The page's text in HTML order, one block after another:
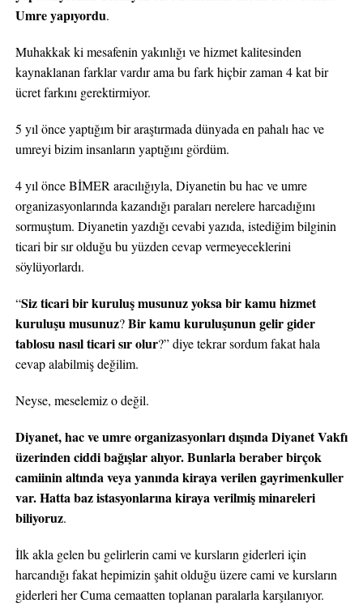
Umre yapıyordu.
Muhakkak ki mesafenin yakınlığı ve hizmet kalitesinden
kaynaklanan farklar vardır ama bu fark hiçbir zaman 4 kat bir
ücret farkını gerektirmiyor.
5 yıl önce yaptığım bir araştırmada dünyada en pahalı hac ve
umreyi bizim insanların yaptığını gördüm.
4 yıl önce BİMER aracılığıyla, Diyanetin bu hac ve umre
organizasyonlarında kazandığı paraları nerelere harcadığını
sormuştum. Diyanetin yazdığı cevabi yazıda, istediğim bilginin
ticari bir sır olduğu bu yüzden cevap vermeyeceklerini
söylüyorlardı.
“Siz ticari bir kuruluş musunuz yoksa bir kamu hizmet
kuruluşu musunuz?Bir kamu kuruluşunun gelir gider
tablosu nasıl ticari sır olur?” diye tekrar sordum fakat hala
cevap alabilmiş değilim.
Neyse, meselemiz o değil.
Diyanet, hac ve umre organizasyonları dışında Diyanet Vakfı
üzerinden ciddi bağışlar alıyor. Bunlarla beraber birçok
camiinin altında veya yanında kiraya verilen gayrimenkuller
var. Hatta baz istasyonlarına kiraya verilmiş minareleri
biliyoruz.
İlk akla gelen bu gelirlerin cami ve kursların giderleri için
harcandığı fakat hepimizin şahit olduğu üzere cami ve kursların
giderleri her Cuma cemaatten toplanan paralarla karşılanıyor.